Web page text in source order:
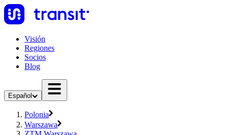
Visión
Regiones
Socios
Blog
Español
Polonia
Warszawa